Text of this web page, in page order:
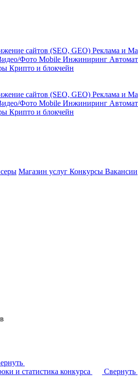
сайтов (SEO, GEO) Реклама и
Фото Mobile Инжиниринг
Крипто и блокчейн
сайтов (SEO, GEO) Реклама и
Фото Mobile Инжиниринг
Крипто и блокчейн
Магазин услуг Конкурсы Вакансии
и статистика конкурса Свернуть